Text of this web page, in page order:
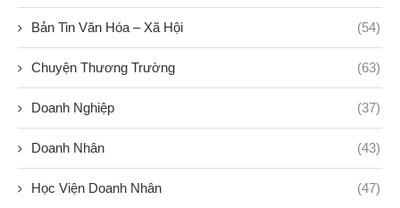
Bản Tin Văn Hóa – Xã Hội (54)
Chuyện Thương Trường (63)
Doanh Nghiệp (37)
Doanh Nhân (43)
Học Viện Doanh Nhân (47)